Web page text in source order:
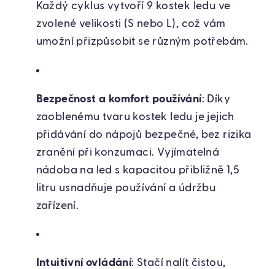
Každý cyklus vytvoří 9 kostek ledu ve
zvolené velikosti (S nebo L), což vám
umožní přizpůsobit se různým potřebám.
Bezpečnost a komfort používání: Díky
zaoblenému tvaru kostek ledu je jejich
přidávání do nápojů bezpečné, bez rizika
zranění při konzumaci. Vyjímatelná
nádoba na led s kapacitou přibližně 1,5
litru usnadňuje používání a údržbu
zařízení.
Intuitivní ovládání: Stačí nalít čistou,